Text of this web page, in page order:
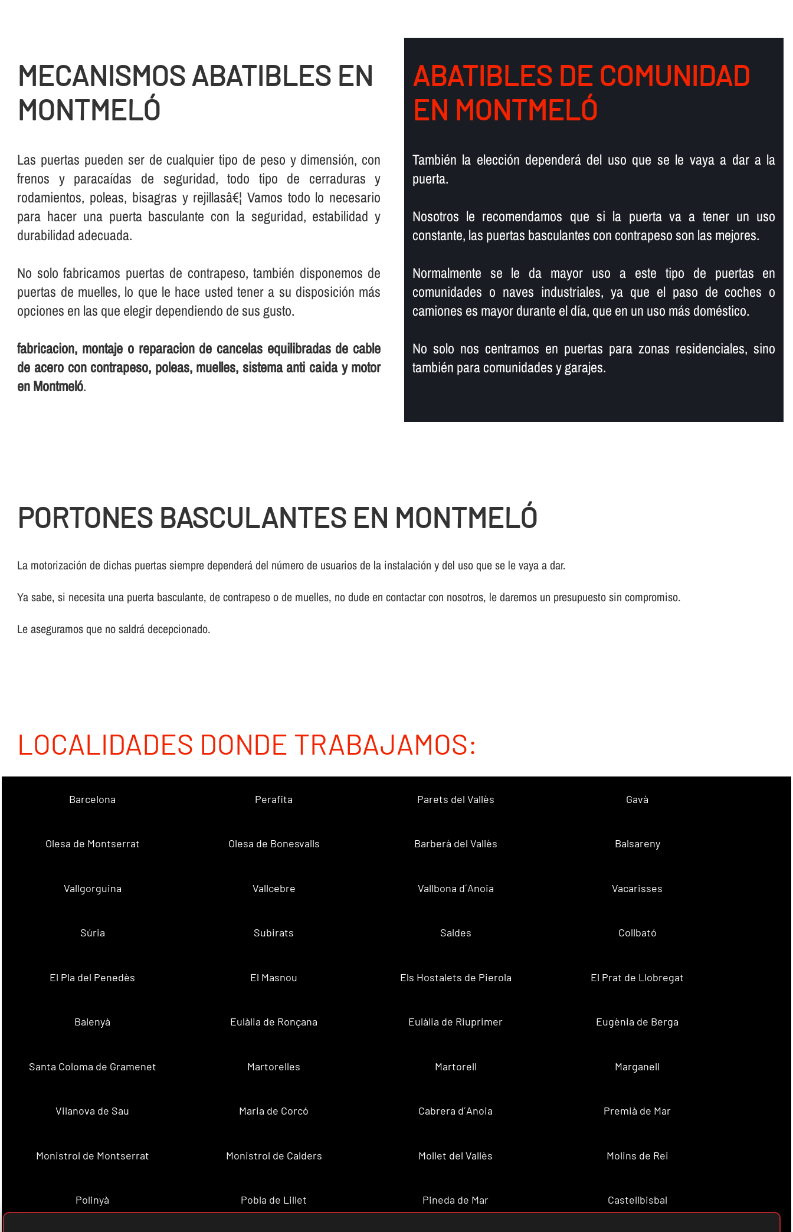
MECANISMOS ABATIBLES EN
MONTMELÓ
Las puertas pueden ser de cualquier tipo de peso y dimensión, con
frenos y paracaí­das de seguridad, todo tipo de cerraduras y
rodamientos, poleas, bisagras y rejillasâ€¦ Vamos todo lo necesario
para hacer una puerta basculante con la seguridad, estabilidad y
durabilidad adecuada.
No solo fabricamos puertas de contrapeso, también disponemos de
puertas de muelles, lo que le hace usted tener a su disposición más
opciones en las que elegir dependiendo de sus gusto.
fabricacion, montaje o reparacion de cancelas equilibradas de cable
de acero con contrapeso, poleas, muelles, sistema anti caida y motor
en Montmeló.
ABATIBLES DE COMUNIDAD
EN MONTMELÓ
También la elección dependerá del uso que se le vaya a dar a la
puerta.
Nosotros le recomendamos que si la puerta va a tener un uso
constante, las puertas basculantes con contrapeso son las mejores.
Normalmente se le da mayor uso a este tipo de puertas en
comunidades o naves industriales, ya que el paso de coches o
camiones es mayor durante el dí­a, que en un uso más doméstico.
No solo nos centramos en puertas para zonas residenciales, sino
también para comunidades y garajes.
PORTONES BASCULANTES EN MONTMELÓ
La motorización de dichas puertas siempre dependerá del número de usuarios de la instalación y del uso que se le vaya a dar.
Ya sabe, si necesita una puerta basculante, de contrapeso o de muelles, no dude en contactar con nosotros, le daremos un presupuesto sin compromiso.
Le aseguramos que no saldrá decepcionado.
LOCALIDADES DONDE TRABAJAMOS:
Barcelona Perafita Parets del Vallès Gavà
Olesa de Montserrat Olesa de Bonesvalls Barberà del Vallès Balsareny
Vallgorguina Vallcebre Vallbona d´Anoia Vacarisses
Súria Subirats Saldes Collbató
El Pla del Penedès El Masnou Els Hostalets de Pierola El Prat de Llobregat
Balenyà Eulàlia de Ronçana Eulàlia de Riuprimer Eugènia de Berga
Santa Coloma de Gramenet Martorelles Martorell Marganell
Vilanova de Sau Maria de Corcó Cabrera d´Anoia Premià de Mar
Monistrol de Montserrat Monistrol de Calders Mollet del Vallès Molins de Rei
Polinyà Pobla de Lillet Pineda de Mar Castellbisbal